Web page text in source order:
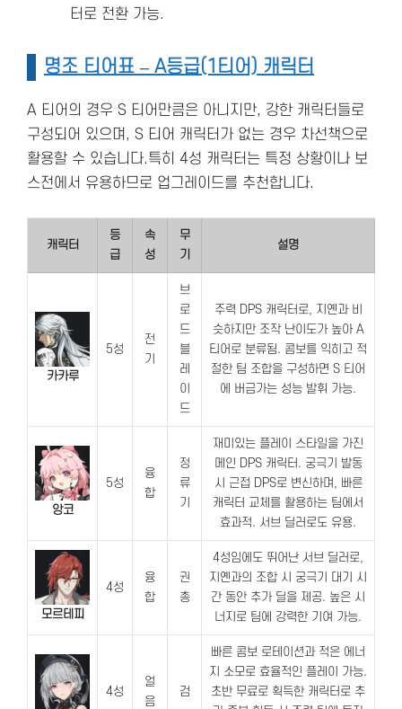
터로 전환 가능.
명조 티어표 – A등급(1티어) 캐릭터
A 티어의 경우 S 티어만큼은 아니지만, 강한 캐릭터들로
구성되어 있으며, S 티어 캐릭터가 없는 경우 차선책으로
활용할 수 있습니다.특히 4성 캐릭터는 특정 상황이나 보
스전에서 유용하므로 업그레이드를 추천합니다.
캐릭터
등
급
속
성
무
기
설명
카카루
5성
전
기
브
로
드
블
레
이
드
주력 DPS 캐릭터로, 지옌과 비
슷하지만 조작 난이도가 높아 A
티어로 분류됨. 콤보를 익히고 적
절한 팀 조합을 구성하면 S 티어
에 버금가는 성능 발휘 가능.
앙코
5성
융
합
정
류
기
재미있는 플레이 스타일을 가진
메인 DPS 캐릭터. 궁극기 발동
시 근접 DPS로 변신하며, 빠른
캐릭터 교체를 활용하는 팀에서
효과적. 서브 딜러로도 유용.
모르테피
4성
융
합
권
총
4성임에도 뛰어난 서브 딜러로,
지옌과의 조합 시 궁극기 대기 시
간 동안 추가 딜을 제공. 높은 시
너지로 팀에 강력한 기여 가능.
4성
얼
음
검
빠른 콤보 로테이션과 적은 에너
지 소모로 효율적인 플레이 가능.
초반 무료로 획득한 캐릭터로 추